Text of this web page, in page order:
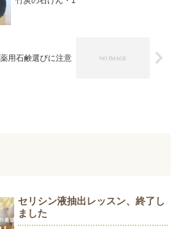
薬用石鹸選びに注意
セリシン液抽出レッスン、終了し
ました